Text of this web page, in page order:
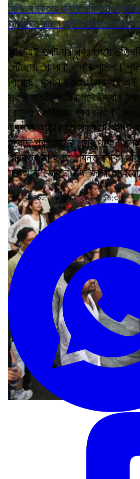
সিপিএম দফতরে পুলিশি অভিযানের
আন্দোলনে নামলে পুলিশি পদক্ষেপ মানতে
আর এই দুর্ঘটনার খবর পেয়ে
পৌঁচ্ছায় গোসাবা থানার পুলিশ।
গিয়েছে, দমকা হওয়ার কারণেই
সকল যাত্রীকে নিরাপদে উদ্ধার
কোনও হতাহতের খবর নেই। এমন
এড়াতে অতিরিক্ত সতর্কতা
হয়েছে প্রশাসনের পক্ষ থেকে।
পরিবর্তন না হওয়া পর্যন্ত নৌকা
যাত্রী না তোলার কথা জানানো
শেষ আপডেট: ২৯ জুলাই ২০২৬, ১৬:৩৮